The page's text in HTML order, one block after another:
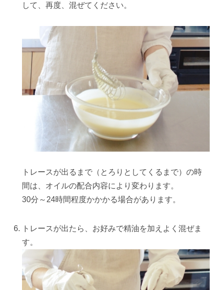
して、再度、混ぜてください。
トレースが出るまで（とろりとしてくるまで）の時
間は、オイルの配合内容により変わります。
30分～24時間程度かかかる場合があります。
トレースが出たら、お好みで精油を加えよく混ぜま
す。